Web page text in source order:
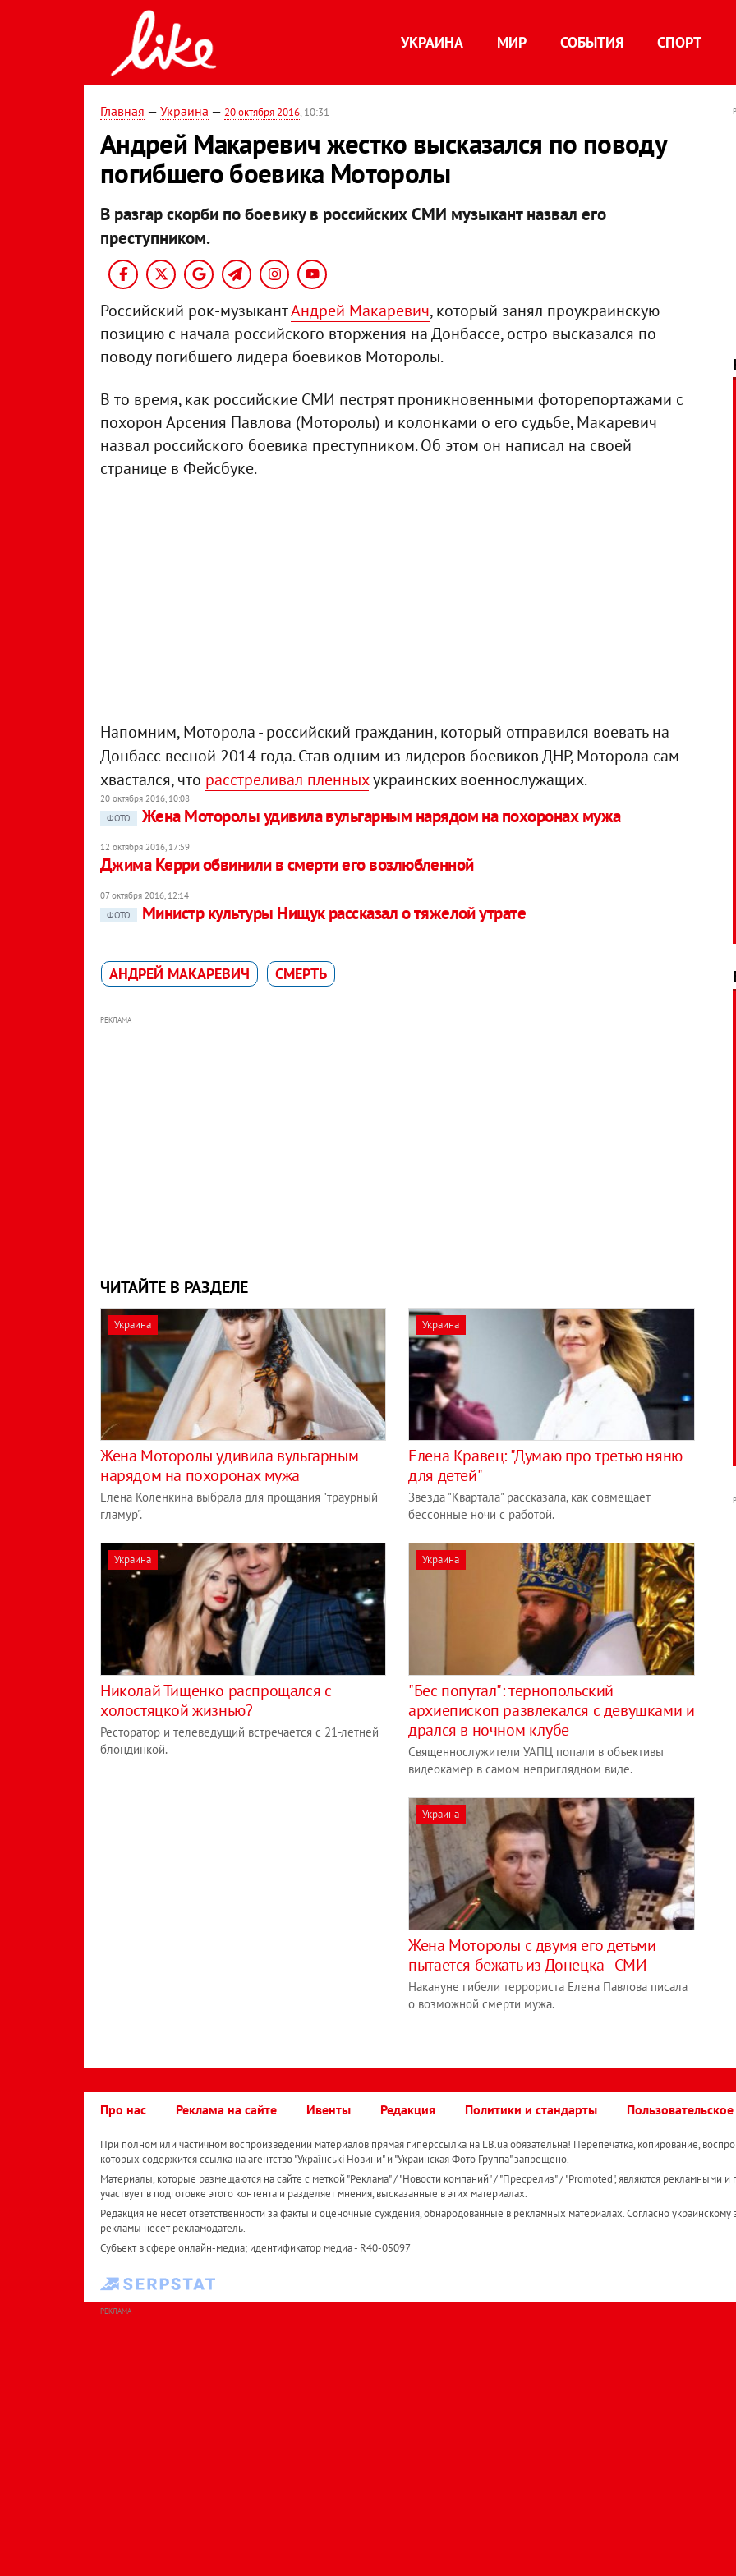
УКРАИНА МИР СОБЫТИЯ СПОРТ
Главная — Украина — 20 октября 2016, 10:31
Андрей Макаревич жестко высказался по поводу
погибшего боевика Моторолы
В разгар скорби по боевику в российских СМИ музыкант назвал его
преступником.
Российский рок-музыкантАндрей Макаревич, который занял проукраинскую
позицию с начала российского вторжения на Донбассе, остро высказался по
поводу погибшего лидера боевиков Моторолы.
В то время, как российские СМИ пестрят проникновенными фоторепортажами с
похорон Арсения Павлова (Моторолы) и колонками о его судьбе, Макаревич
назвал российского боевика преступником. Об этом он написал на своей
странице в Фейсбуке.
Напомним, Моторола - российский гражданин, который отправился воевать на
Донбасс весной 2014 года. Став одним из лидеров боевиков ДНР, Моторола сам
хвастался, что расстреливал пленныхукраинских военнослужащих.
20 октября 2016, 10:08
ФОТО
Жена Моторолы удивила вульгарным нарядом на похоронах мужа
12 октября 2016, 17:59
Джима Керри обвинили в смерти его возлюбленной
07 октября 2016, 12:14
ФОТО
Министр культуры Нищук рассказал о тяжелой утрате
АНДРЕЙ МАКАРЕВИЧ СМЕРТЬ
РЕКЛАМА
ЧИТАЙТЕ В РАЗДЕЛЕ
Украина
Жена Моторолы удивила вульгарным
нарядом на похоронах мужа
Елена Коленкина выбрала для прощания "траурный
гламур".
Украина
Елена Кравец: "Думаю про третью няню
для детей"
Звезда "Квартала" рассказала, как совмещает
бессонные ночи с работой.
Украина
Николай Тищенко распрощался с
холостяцкой жизнью?
Ресторатор и телеведущий встречается с 21-летней
блондинкой.
Украина
"Бес попутал": тернопольский
архиепископ развлекался с девушками и
дрался в ночном клубе
Священнослужители УАПЦ попали в объективы
видеокамер в самом неприглядном виде.
Украина
Жена Моторолы с двумя его детьми
пытается бежать из Донецка - СМИ
Накануне гибели террориста Елена Павлова писала
о возможной смерти мужа.
Про нас Реклама на сайте Ивенты Редакция Политики и стандарты
При полном или частичном воспроизведении материалов прямая гиперссылка на LB.ua обязательна! Перепечатка, копирование,
которых содержится ссылка на агентство "Українськi Новини" и "Украинская Фото Группа" запрещено.
Материалы, которые размещаются на сайте с меткой "Реклама" / "Новости компаний" / "Пресрелиз" / "Promoted", являются рекламными и
участвует в подготовке этого контента и разделяет мнения, высказанные в этих материалах.
Редакция не несет ответственности за факты и оценочные суждения, обнародованные в рекламных материалах. Согласно украинскому
рекламы несет рекламодатель.
Субъект в сфере онлайн-медиа; идентификатор медиа - R40-05097
РЕКЛАМА